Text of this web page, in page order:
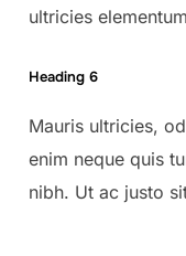
ultricies
Heading 6
Mauris ultricies,
enim neque quis
nibh. Ut ac justo